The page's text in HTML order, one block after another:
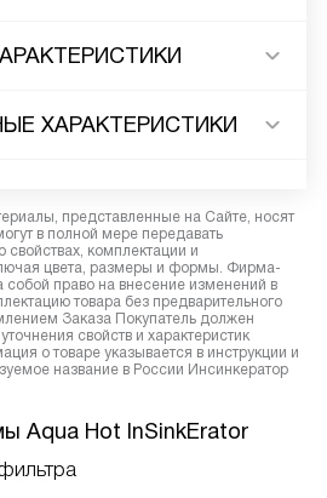
ХАРАКТЕРИСТИКИ
представленные на Сайте, носят
в полной мере передавать
комплектации и
цвета, размеры и формы. Фирма-
собой право на внесение изменений в
товара без предварительного
Заказа Покупатель должен
свойств и характеристик
о товаре указывается в инструкции и
название в России Инсинкератор
Aqua Hot InSinkErator